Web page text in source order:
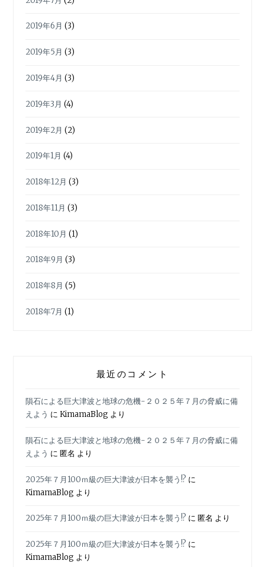
2019年6月 (3)
2019年5月 (3)
2019年4月 (3)
2019年3月 (4)
2019年2月 (2)
2019年1月 (4)
2018年12月 (3)
2018年11月 (3)
2018年10月 (1)
2018年9月 (3)
2018年8月 (5)
2018年7月 (1)
最近のコメント
隕石による巨大津波と地球の危機-２０２５年７月の脅威に備
えよう にKimamaBlog より
隕石による巨大津波と地球の危機-２０２５年７月の脅威に備
えよう に匿名 より
2025年７月100ｍ級の巨大津波が日本を襲う!? に
KimamaBlog より
2025年７月100ｍ級の巨大津波が日本を襲う!? に匿名 より
2025年７月100ｍ級の巨大津波が日本を襲う!? に
KimamaBlog より